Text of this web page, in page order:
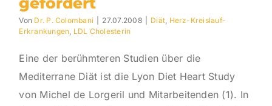
Von Dr. P. Colombani 27.07.2008 Diät, Herz-Kreislauf-
Erkrankungen, LDL Cholesterin
Eine der berühmteren Studien über die
Mediterrane Diät ist die Lyon Diet Heart Study
von Michel de Lorgeril und Mitarbeitenden (1). In